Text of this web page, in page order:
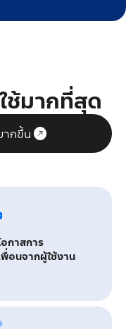
ช้มากที่สุด
ากขึ้น
อกาสการ
พื่อนจากผู้ใช้งาน